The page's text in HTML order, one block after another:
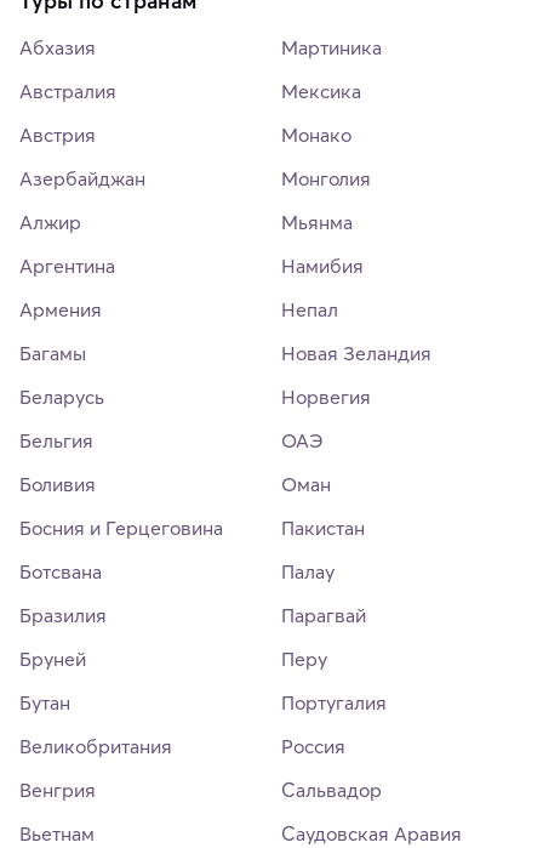
Абхазия
Австралия
Австрия
Азербайджан
Алжир
Аргентина
Армения
Багамы
Беларусь
Бельгия
Боливия
Босния и Герцеговина
Ботсвана
Бразилия
Бруней
Бутан
Великобритания
Венгрия
Вьетнам
Мартиника
Мексика
Монако
Монголия
Мьянма
Намибия
Непал
Новая Зеландия
Норвегия
ОАЭ
Оман
Пакистан
Палау
Парагвай
Перу
Португалия
Россия
Сальвадор
Саудовская Аравия